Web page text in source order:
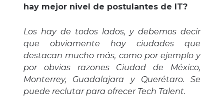
hay mejor nivel de postulantes de IT?
Los hay de todos lados, y debemos decir
que obviamente hay ciudades que
destacan mucho más, como por ejemplo y
por obvias razones Ciudad de México,
Monterrey, Guadalajara y Querétaro. Se
puede reclutar para ofrecer Tech Talent.